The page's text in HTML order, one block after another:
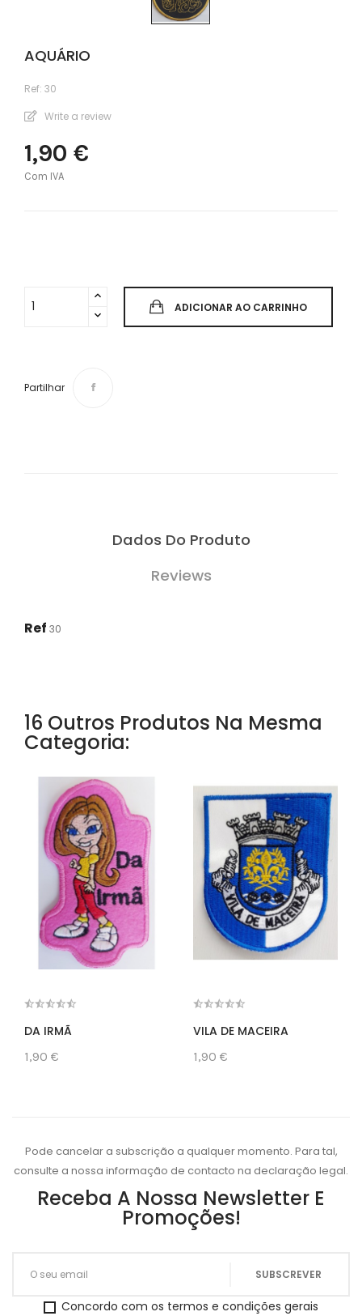
AQUÁRIO
Ref: 30
Write a review
1,90 €
Com IVA
ADICIONAR AO CARRINHO
Partilhar
Dados Do Produto
Reviews
Ref 30
16 Outros Produtos Na Mesma
Categoria:
DA IRMÃ
1,90 €
VILA DE MACEIRA
1,90 €
Pode cancelar a subscrição a qualquer momento. Para tal,
consulte a nossa informação de contacto na declaração legal.
Receba A Nossa Newsletter E
Promoções!
Concordo com os termos e condições gerais